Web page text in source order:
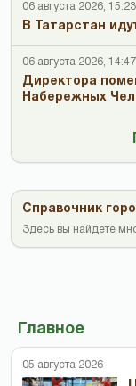
06 августа 2026, 15:23
В Татарстан
06 августа 2026, 14:47
Директора
Набережных
Справочник
Здесь вы найдете
Главное
05 августа 2026